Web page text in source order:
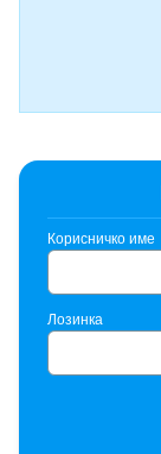
Корисничко име
Лозинка